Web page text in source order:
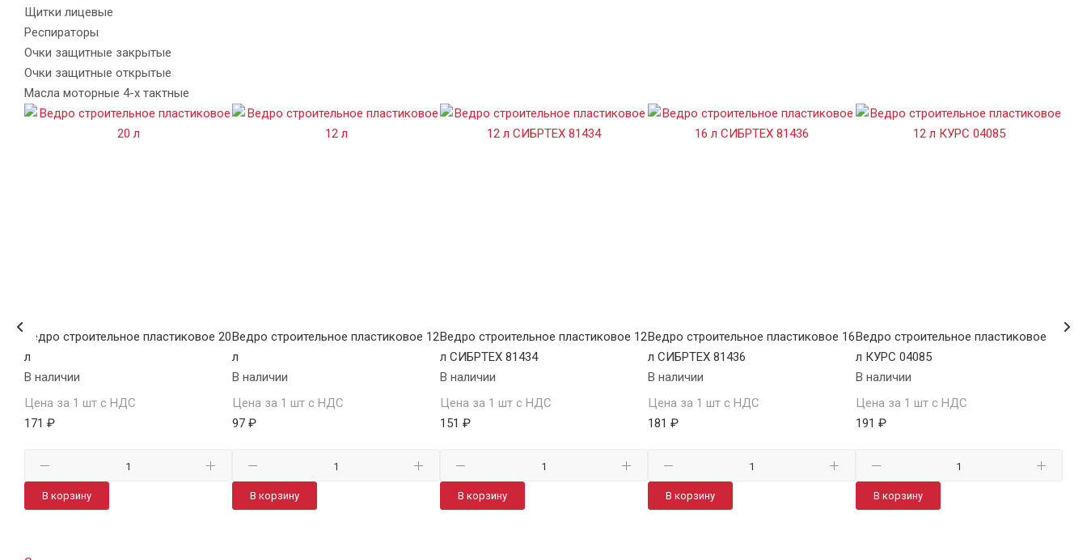
Щитки лицевые
Респираторы
Очки защитные закрытые
Очки защитные открытые
Масла моторные 4-х тактные
Ведро строительное пластиковое 20
л
В наличии
Цена за 1 шт с НДС
171 ₽
В корзину
Ведро строительное пластиковое 12
л
В наличии
Цена за 1 шт с НДС
97 ₽
В корзину
Ведро строительное пластиковое 12
л СИБРТЕХ 81434
В наличии
Цена за 1 шт с НДС
151 ₽
В корзину
Ведро строительное пластиковое 16
л СИБРТЕХ 81436
В наличии
Цена за 1 шт с НДС
181 ₽
В корзину
Ведро строительное пластиковое 12
л КУРС 04085
В наличии
Цена за 1 шт с НДС
191 ₽
В корзину